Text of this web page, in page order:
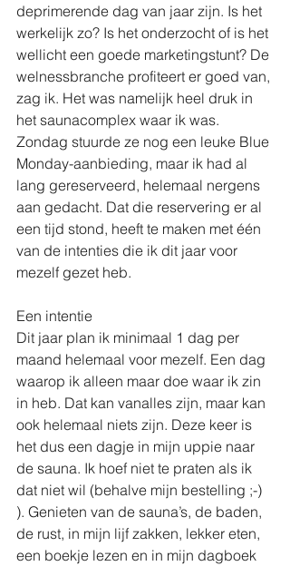
deprimerende dag van jaar zijn. Is het
werkelijk zo? Is het onderzocht of is het
wellicht een goede marketingstunt? De
welnessbranche profiteert er goed van,
zag ik. Het was namelijk heel druk in
het saunacomplex waar ik was.
Zondag stuurde ze nog een leuke Blue
Monday-aanbieding, maar ik had al
lang gereserveerd, helemaal nergens
aan gedacht. Dat die reservering er al
een tijd stond, heeft te maken met één
van de intenties die ik dit jaar voor
mezelf gezet heb.
Een intentie
Dit jaar plan ik minimaal 1 dag per
maand helemaal voor mezelf. Een dag
waarop ik alleen maar doe waar ik zin
in heb. Dat kan vanalles zijn, maar kan
ook helemaal niets zijn. Deze keer is
het dus een dagje in mijn uppie naar
de sauna. Ik hoef niet te praten als ik
dat niet wil (behalve mijn bestelling ;-)
). Genieten van de sauna’s, de baden,
de rust, in mijn lijf zakken, lekker eten,
een boekje lezen en in mijn dagboek